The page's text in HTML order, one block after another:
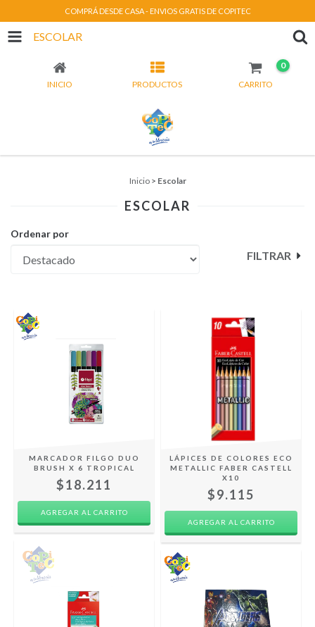
COMPRÁ DESDE CASA - ENVIOS GRATIS DE COPITEC
ESCOLAR
INICIO PRODUCTOS CARRITO
0
Inicio > Escolar
ESCOLAR
Ordenar por
FILTRAR
MARCADOR FILGO DUO
BRUSH X 6 TROPICAL
$18.211
LÁPICES DE COLORES ECO
METALLIC FABER CASTELL
X10
$9.115